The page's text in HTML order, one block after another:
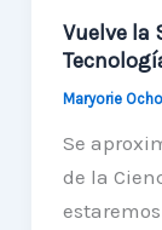
Vuelve la
Maryorie
Se
de la